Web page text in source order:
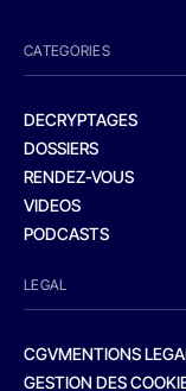
CATEGORIES
DECRYPTAGES
DOSSIERS
RENDEZ-VOUS
VIDEOS
PODCASTS
LEGAL
CGVMENTIONS
GESTION DES